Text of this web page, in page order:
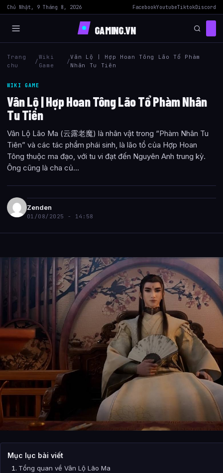
Chủ Nhật, 9 Tháng 8, 2026 FacebookYoutubeTiktokDiscord
GAMING.VN
Trang
chu
/
Wiki
Game
/
Vân Lộ | Hợp Hoan Tông Lão Tổ Phàm
Nhân Tu Tiên
WIKI GAME
Vân Lộ | Hợp Hoan Tông Lão Tổ Phàm Nhân
Tu Tiên
Vân Lộ Lão Ma (云露老魔) là nhân vật trong “Phàm Nhân Tu
Tiên” và các tác phẩm phái sinh, là lão tổ của Hợp Hoan
Tông thuộc ma đạo, với tu vi đạt đến Nguyên Anh trung kỳ.
Ông cũng là cha củ...
Zenden
01/08/2025 - 14:58
Mục lục bài viết
Tổng quan về Vân Lộ Lão Ma